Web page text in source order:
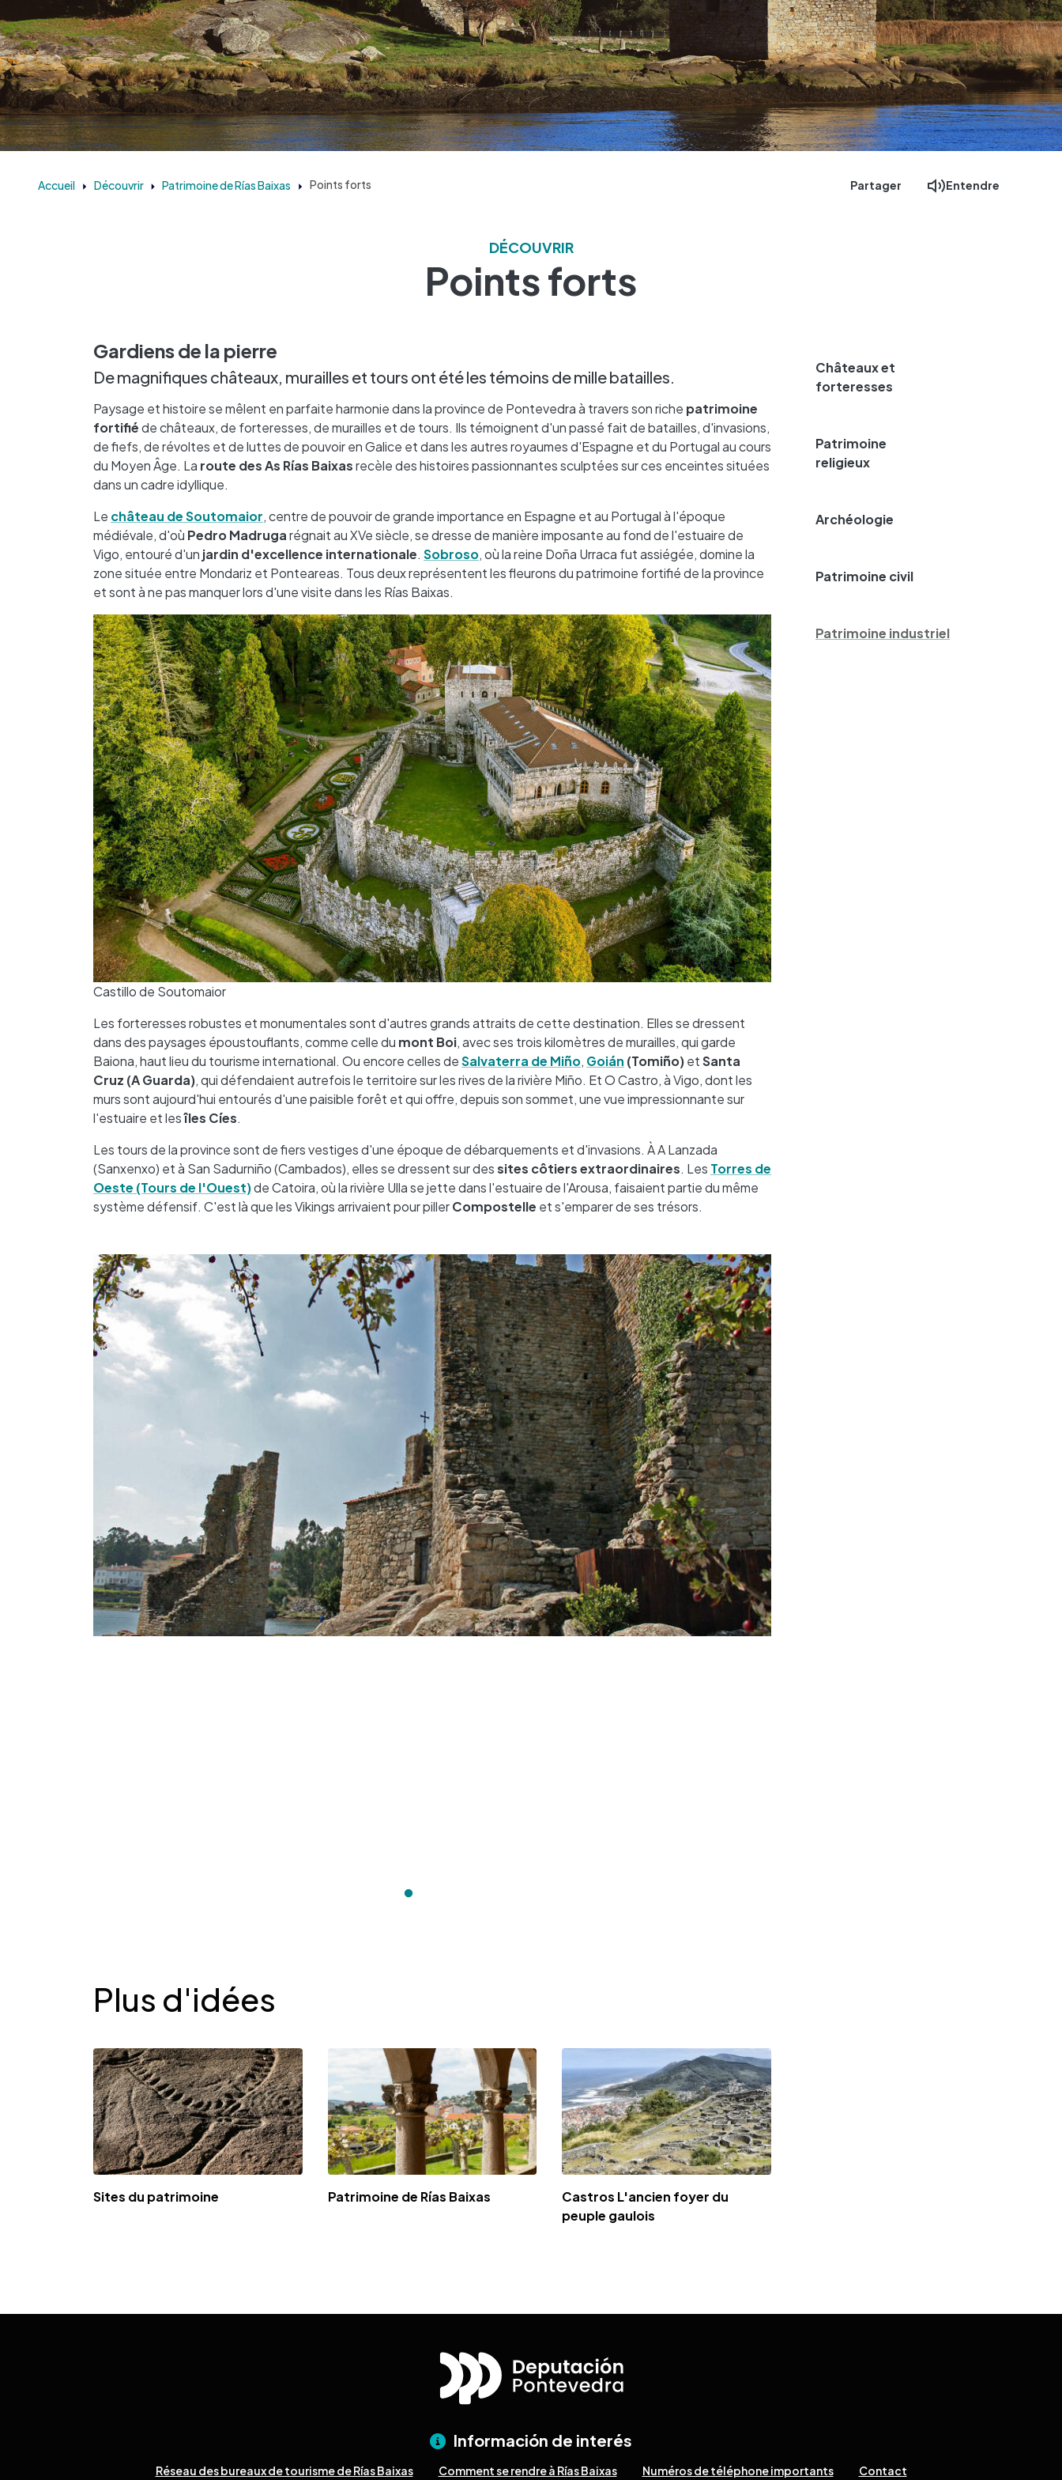
Accueil Découvrir Patrimoine de Rías Baixas Points forts Partager Entendre
DÉCOUVRIR
Points forts
Gardiens de la pierre
De magnifiques châteaux, murailles et tours ont été les témoins de mille batailles.
Paysage et histoire se mêlent en parfaite harmonie dans la province de Pontevedra à travers son riche patrimoine
fortifiéde châteaux, de forteresses, de murailles et de tours. Ils témoignent d'un passé fait de batailles, d'invasions,
de fiefs, de révoltes et de luttes de pouvoir en Galice et dans les autres royaumes d'Espagne et du Portugal au cours
du Moyen Âge. La route des As Rías Baixasrecèle des histoires passionnantes sculptées sur ces enceintes situées
dans un cadre idyllique.
Le château de Soutomaior, centre de pouvoir de grande importance en Espagne et au Portugal à l'époque
médiévale, d'où Pedro Madrugarégnait au XVe siècle, se dresse de manière imposante au fond de l'estuaire de
Vigo, entouré d'un jardin d'excellence internationale. Sobroso, où la reine Doña Urraca fut assiégée, domine la
zone située entre Mondariz et Ponteareas. Tous deux représentent les fleurons du patrimoine fortifié de la province
et sont à ne pas manquer lors d'une visite dans les Rías Baixas.
Castillo de Soutomaior
Les forteresses robustes et monumentales sont d'autres grands attraits de cette destination. Elles se dressent
dans des paysages époustouflants, comme celle du mont Boi, avec ses trois kilomètres de murailles, qui garde
Baiona, haut lieu du tourisme international. Ou encore celles deSalvaterra de Miño, Goián (Tomiño)etSanta
Cruz (A Guarda), qui défendaient autrefois le territoire sur les rives de la rivière Miño. Et O Castro, à Vigo, dont les
murs sont aujourd'hui entourés d'une paisible forêt et qui offre, depuis son sommet, une vue impressionnante sur
l'estuaire et lesîles Cíes.
Les tours de la province sont de fiers vestiges d'une époque de débarquements et d'invasions. À A Lanzada
(Sanxenxo) et à San Sadurniño (Cambados), elles se dressent sur dessites côtiers extraordinaires. Les Torres de
Oeste (Tours de l'Ouest)de Catoira, où la rivière Ulla se jette dans l'estuaire de l'Arousa, faisaient partie du même
système défensif. C'est là que les Vikings arrivaient pour pillerCompostelle et s'emparer de ses trésors.
Plus d'idées
Sites du patrimoine Patrimoine de Rías Baixas
Castros L'ancien foyer du
peuple gaulois
Châteaux et
forteresses
Patrimoine
religieux
Archéologie
Patrimoine civil
Patrimoine industriel
Información de interés
Réseau des bureaux de tourisme de Rías Baixas Comment se rendre à Rías Baixas Numéros de téléphone importants Contact